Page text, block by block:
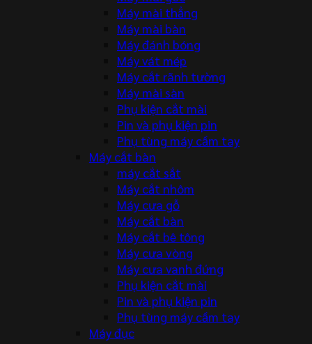
Máy mài thẳng
Máy mài bàn
Máy đánh bóng
Máy vát mép
Máy cắt rãnh tường
Máy mài sàn
Phụ kiện cắt mài
Pin và phụ kiện pin
Phụ tùng máy cầm tay
Máy cắt bàn
máy cắt sắt
Máy cắt nhôm
Máy cưa gỗ
Máy cắt bàn
Máy cắt bê tông
Máy cưa vòng
Máy cưa vanh đứng
Phụ kiện cắt mài
Pin và phụ kiện pin
Phụ tùng máy cầm tay
Máy đục